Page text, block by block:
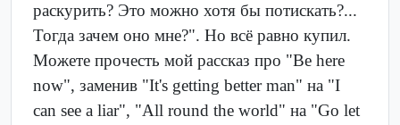
раскурить? Это можно хотя бы потискать?...
Тогда зачем оно мне?". Но всё равно купил.
Можете прочесть мой рассказ про "Be here
now", заменив "It's getting better man" на "I
can see a liar", "All round the world" на "Go let